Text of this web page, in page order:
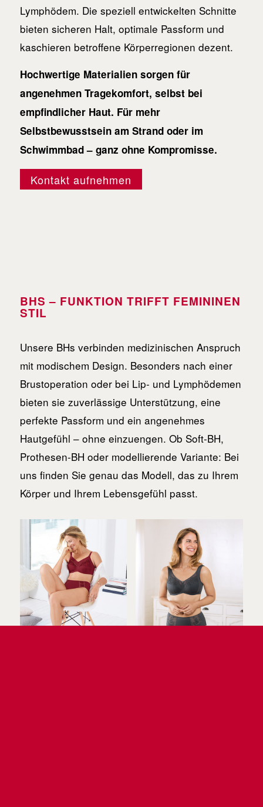
Lymphödem. Die speziell entwickelten Schnitte
bieten sicheren Halt, optimale Passform und
kaschieren betroffene Körperregionen dezent.
Hochwertige Materialien sorgen für
angenehmen Tragekomfort, selbst bei
empfindlicher Haut. Für mehr
Selbstbewusstsein am Strand oder im
Schwimmbad – ganz ohne Kompromisse.
Kontakt aufnehmen
BHS – FUNKTION TRIFFT FEMININEN
STIL
Unsere BHs verbinden medizinischen Anspruch
mit modischem Design. Besonders nach einer
Brustoperation oder bei Lip- und Lymphödemen
bieten sie zuverlässige Unterstützung, eine
perfekte Passform und ein angenehmes
Hautgefühl – ohne einzuengen. Ob Soft-BH,
Prothesen-BH oder modellierende Variante: Bei
uns finden Sie genau das Modell, das zu Ihrem
Körper und Ihrem Lebensgefühl passt.